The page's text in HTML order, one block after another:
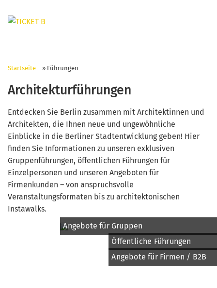
Startseite » Führungen
Architekturführungen
Entdecken Sie Berlin zusammen mit Architektinnen und
Architekten, die Ihnen neue und ungewöhnliche
Einblicke in die Berliner Stadtentwicklung geben! Hier
finden Sie Informationen zu unseren exklusiven
Gruppenführungen, öffentlichen Führungen für
Einzelpersonen und unseren Angeboten für
Firmenkunden – von anspruchsvolle
Veranstaltungsformaten bis zu architektonischen
Instawalks.
Angebote für Gruppen
Öffentliche Führungen
Angebote für Firmen / B2B